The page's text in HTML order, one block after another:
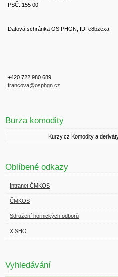
PSČ: 155 00
Datová schránka OS PHGN, ID: e8bzexa
+420 722 980 689
francova@osphgn.cz
Burza komodity
Kurzy.cz Komodity a deriváty
Oblíbené odkazy
Intranet ČMKOS
ČMKOS
Sdružení hornických odborů
X SHO
Vyhledávání